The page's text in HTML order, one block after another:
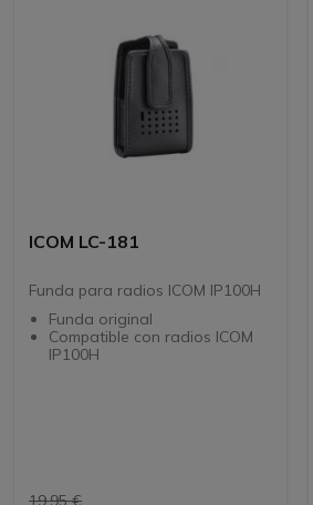
ICOM LC-181
Funda para radios ICOM IP100H
Funda original
Compatible con radios ICOM
IP100H